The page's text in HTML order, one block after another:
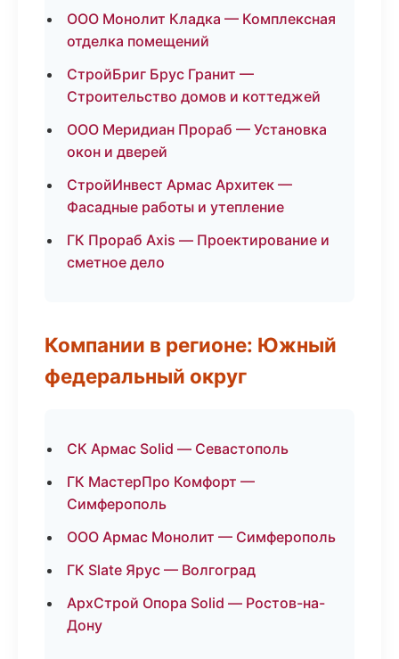
ООО Монолит Кладка — Комплексная
отделка помещений
СтройБриг Брус Гранит —
Строительство домов и коттеджей
ООО Меридиан Прораб — Установка
окон и дверей
СтройИнвест Армас Архитек —
Фасадные работы и утепление
ГК Прораб Axis — Проектирование и
сметное дело
Компании в регионе: Южный
федеральный округ
СК Армас Solid — Севастополь
ГК МастерПро Комфорт —
Симферополь
ООО Армас Монолит — Симферополь
ГК Slate Ярус — Волгоград
АрхСтрой Опора Solid — Ростов-на-
Дону